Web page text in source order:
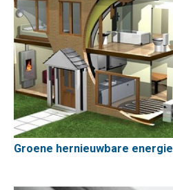
Groene hernieuwbare energie